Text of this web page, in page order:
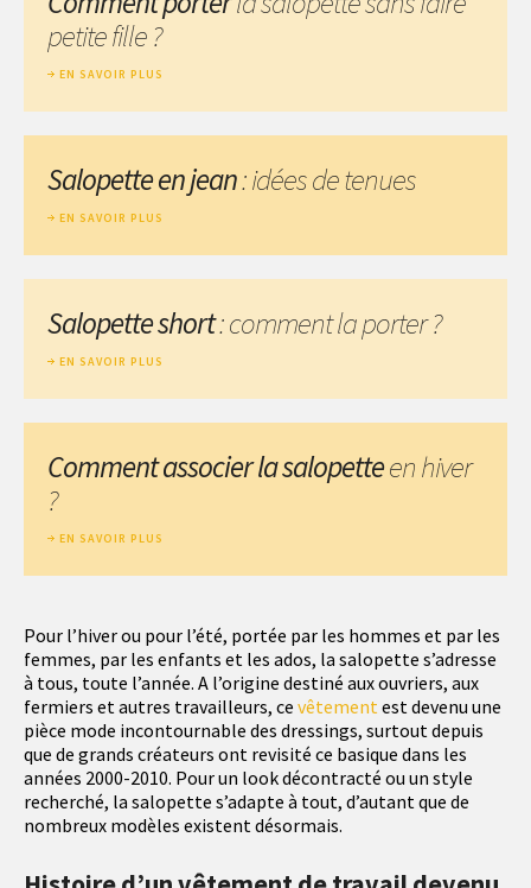
Pour l’hiver ou pour l’été, portée par les hommes et par les
femmes, par les enfants et les ados, la salopette s’adresse
à tous, toute l’année. A l’origine destiné aux ouvriers, aux
fermiers et autres travailleurs, ce vêtement est devenu une
pièce mode incontournable des dressings, surtout depuis
que de grands créateurs ont revisité ce basique dans les
années 2000-2010. Pour un look décontracté ou un style
recherché, la salopette s’adapte à tout, d’autant que de
nombreux modèles existent désormais.
petite fille ?
EN SAVOIR PLUS
Salopette en jean: idées de tenues
EN SAVOIR PLUS
Salopette short: comment la porter ?
EN SAVOIR PLUS
Comment associer la salopetteen hiver
?
EN SAVOIR PLUS